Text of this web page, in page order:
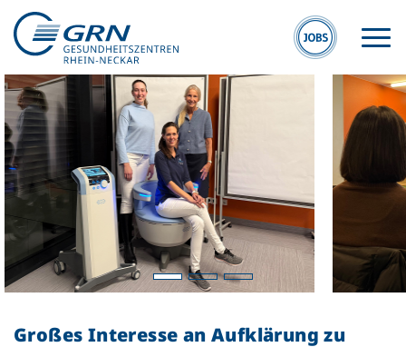
GRN
Der Verbund
Medizinische
Großes Interesse an Aufklärung zu